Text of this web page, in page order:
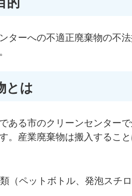
ターへの不適正廃棄物の不
とは
ある市のクリーンセンター
。産業廃棄物は搬入すること
（ペットボトル、発泡スチ